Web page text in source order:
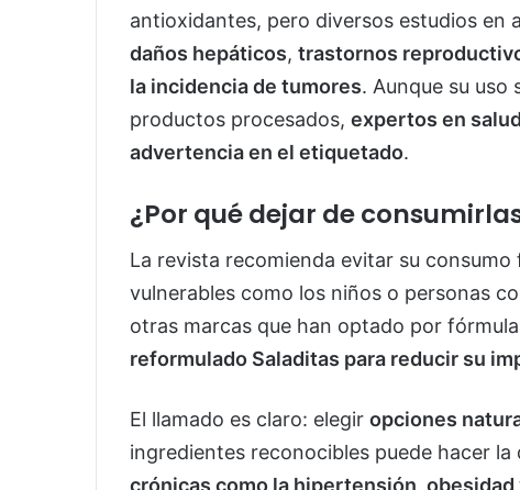
antioxidantes, pero diversos estudios en
daños hepáticos, trastornos
la incidencia de tumores. Aunque su
productos procesados, expertos en
advertencia en el etiquetado.
¿Por qué dejar de
La revista recomienda evitar su
vulnerables como los niños o personas
otras marcas que han optado por
reformulado Saladitas para reducir su
El llamado es claro: elegir opciones
ingredientes reconocibles puede hacer la
crónicas como la hipertensión, obesidad